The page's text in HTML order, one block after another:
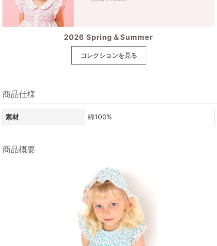
2026 Spring＆Summer
コレクションを見る
商品仕様
素材 綿100%
商品概要